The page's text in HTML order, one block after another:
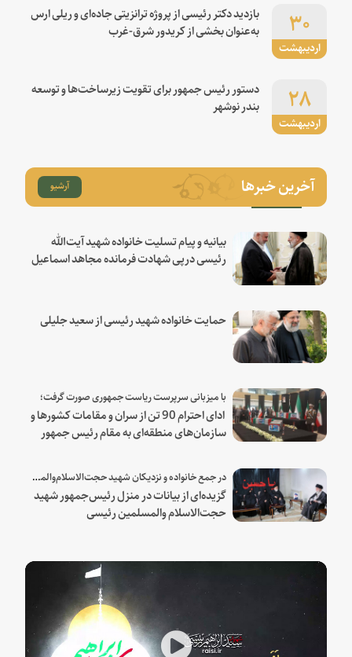
اردیبهشت
۳۰
بازدید دکتر رئیسی از پروژه ترانزیتی جاده‌ای و ریلی ارس
به‌عنوان بخشی از کریدور شرق-غرب
اردیبهشت
۲۸
دستور رئیس جمهور برای تقویت زیرساخت‌ها و توسعه
بندر نوشهر
آخرین خبرها آرشیو
بیانیه و پیام تسلیت خانواده شهید آیت‌الله
رئیسی درپی شهادت فرمانده مجاهد اسماعیل
حمایت خانواده شهید رئیسی از سعید جلیلی
با میزبانی سرپرست ریاست جمهوری صورت گرفت؛
ادای احترام 90 تن از سران و مقامات کشورها و
سازمان‌های منطقه‌ای به مقام رئیس جمهور
در جمع خانواده و نزدیکان شهید حجت‌الاسلام‌والمسلمین رئیسی:
گزیده‌ای از بیانات در منزل رئیس‌جمهور شهید
حجت‌الاسلام والمسلمین رئیسی